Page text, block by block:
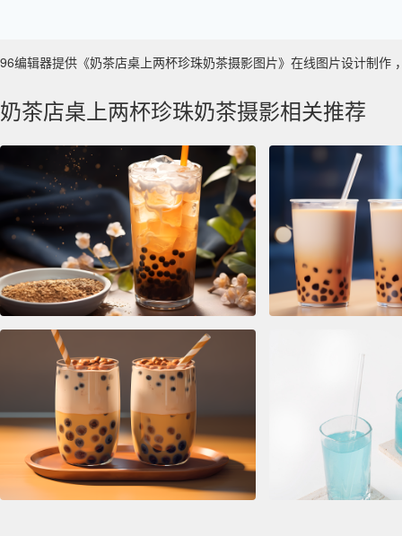
96编辑器提供《奶茶店桌上两杯珍珠奶茶摄影图片》在线图片设计制
奶茶店桌上两杯珍珠奶茶摄影相关推荐